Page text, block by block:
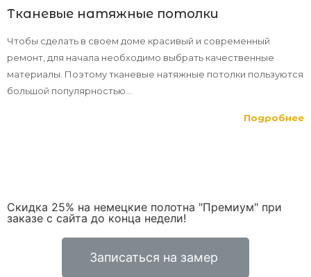
Тканевые натяжные потолки
Чтобы сделать в своем доме красивый и современный
ремонт, для начала необходимо выбрать качественные
материалы. Поэтому тканевые натяжные потолки пользуются
большой популярностью...
Подробнее
Скидка 25% на немецкие полотна "Премиум" при
заказе с сайта до конца недели!
Записаться на замер